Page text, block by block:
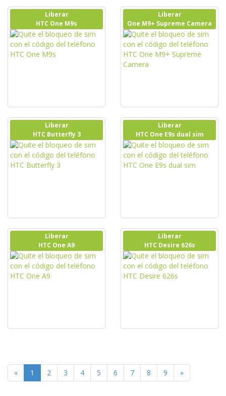
Liberar
HTC One M9s
Liberar
One M9+ Supreme Camera
Liberar
HTC Butterfly 3
Liberar
HTC One E9s dual sim
Liberar
HTC One A9
Liberar
HTC Desire 626s
« 1 2 3 4 5 6 7 8 9 »